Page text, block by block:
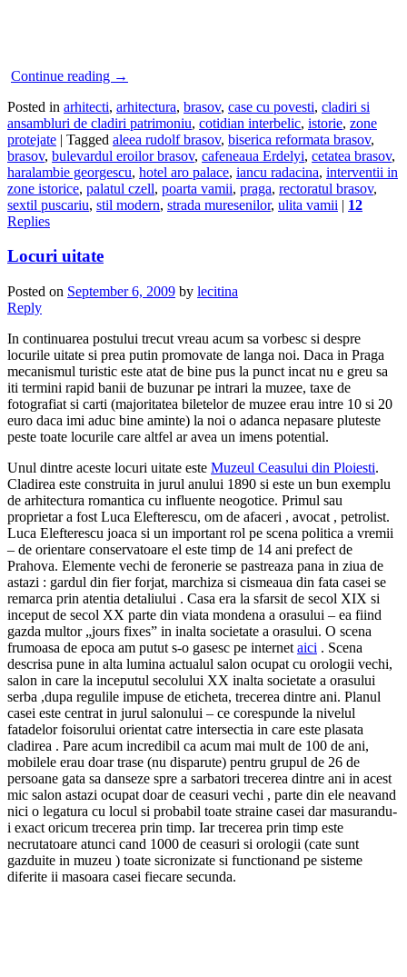
Continue reading →
Posted in arhitecti, arhitectura, brasov, case cu povesti, cladiri si
ansambluri de cladiri patrimoniu, cotidian interbelic, istorie, zone
protejate | Tagged aleea rudolf brasov, biserica reformata brasov,
brasov, bulevardul eroilor brasov, cafeneaua Erdelyi, cetatea brasov,
haralambie georgescu, hotel aro palace, iancu radacina, interventii in
zone istorice, palatul czell, poarta vamii, praga, rectoratul brasov,
sextil puscariu, stil modern, strada muresenilor, ulita vamii | 12
Replies
Locuri uitate
Posted on September 6, 2009 by lecitina
Reply
In continuarea postului trecut vreau acum sa vorbesc si despre
locurile uitate si prea putin promovate de langa noi. Daca in Praga
mecanismul turistic este atat de bine pus la punct incat nu e greu sa
iti termini rapid banii de buzunar pe intrari la muzee, taxe de
fotografiat si carti (majoritatea biletelor de muzee erau intre 10 si 20
euro daca imi aduc bine aminte) la noi o adanca nepasare pluteste
peste toate locurile care altfel ar avea un imens potential.
Unul dintre aceste locuri uitate este Muzeul Ceasului din Ploiesti.
Cladirea este construita in jurul anului 1890 si este un bun exemplu
de arhitectura romantica cu influente neogotice. Primul sau
proprietar a fost Luca Elefterescu, om de afaceri , avocat , petrolist.
Luca Elefterescu joaca si un important rol pe scena politica a vremii
– de orientare conservatoare el este timp de 14 ani prefect de
Prahova. Elemente vechi de feronerie se pastreaza pana in ziua de
astazi : gardul din fier forjat, marchiza si cismeaua din fata casei se
remarca prin atentia detaliului . Casa era la sfarsit de secol XIX si
inceput de secol XX parte din viata mondena a orasului – ea fiind
gazda multor „jours fixes” in inalta societate a orasului. O scena
frumoasa de epoca am putut s-o gasesc pe internet aici . Scena
descrisa pune in alta lumina actualul salon ocupat cu orologii vechi,
salon in care la inceputul secolului XX inalta societate a orasului
serba ,dupa regulile impuse de eticheta, trecerea dintre ani. Planul
casei este centrat in jurul salonului – ce corespunde la nivelul
fatadelor foisorului orientat catre intersectia in care este plasata
cladirea . Pare acum incredibil ca acum mai mult de 100 de ani,
mobilele erau doar trase (nu disparute) pentru grupul de 26 de
persoane gata sa danseze spre a sarbatori trecerea dintre ani in acest
mic salon astazi ocupat doar de ceasuri vechi , parte din ele neavand
nici o legatura cu locul si probabil toate straine casei dar masurandu-
i exact oricum trecerea prin timp. Iar trecerea prin timp este
necrutatoare atunci cand 1000 de ceasuri si orologii (cate sunt
gazduite in muzeu ) toate sicronizate si functionand pe sisteme
diferite ii masoara casei fiecare secunda.